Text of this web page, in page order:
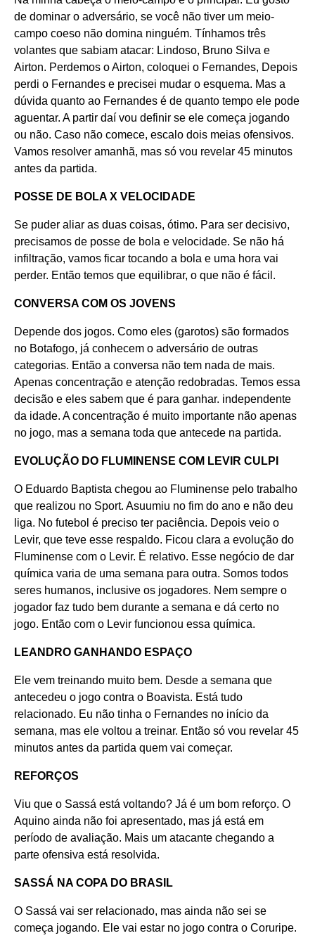
de dominar o adversário, se você não tiver um meio-
campo coeso não domina ninguém. Tínhamos três
volantes que sabiam atacar: Lindoso, Bruno Silva e
Airton. Perdemos o Airton, coloquei o Fernandes, Depois
perdi o Fernandes e precisei mudar o esquema. Mas a
dúvida quanto ao Fernandes é de quanto tempo ele pode
aguentar. A partir daí vou definir se ele começa jogando
ou não. Caso não comece, escalo dois meias ofensivos.
Vamos resolver amanhã, mas só vou revelar 45 minutos
antes da partida.
POSSE DE BOLA X VELOCIDADE
Se puder aliar as duas coisas, ótimo. Para ser decisivo,
precisamos de posse de bola e velocidade. Se não há
infiltração, vamos ficar tocando a bola e uma hora vai
perder. Então temos que equilibrar, o que não é fácil.
CONVERSA COM OS JOVENS
Depende dos jogos. Como eles (garotos) são formados
no Botafogo, já conhecem o adversário de outras
categorias. Então a conversa não tem nada de mais.
Apenas concentração e atenção redobradas. Temos essa
decisão e eles sabem que é para ganhar. independente
da idade. A concentração é muito importante não apenas
no jogo, mas a semana toda que antecede na partida.
EVOLUÇÃO DO FLUMINENSE COM LEVIR CULPI
O Eduardo Baptista chegou ao Fluminense pelo trabalho
que realizou no Sport. Asuumiu no fim do ano e não deu
liga. No futebol é preciso ter paciência. Depois veio o
Levir, que teve esse respaldo. Ficou clara a evolução do
Fluminense com o Levir. É relativo. Esse negócio de dar
química varia de uma semana para outra. Somos todos
seres humanos, inclusive os jogadores. Nem sempre o
jogador faz tudo bem durante a semana e dá certo no
jogo. Então com o Levir funcionou essa química.
LEANDRO GANHANDO ESPAÇO
Ele vem treinando muito bem. Desde a semana que
antecedeu o jogo contra o Boavista. Está tudo
relacionado. Eu não tinha o Fernandes no início da
semana, mas ele voltou a treinar. Então só vou revelar 45
minutos antes da partida quem vai começar.
REFORÇOS
Viu que o Sassá está voltando? Já é um bom reforço. O
Aquino ainda não foi apresentado, mas já está em
período de avaliação. Mais um atacante chegando a
parte ofensiva está resolvida.
SASSÁ NA COPA DO BRASIL
O Sassá vai ser relacionado, mas ainda não sei se
começa jogando. Ele vai estar no jogo contra o Coruripe.